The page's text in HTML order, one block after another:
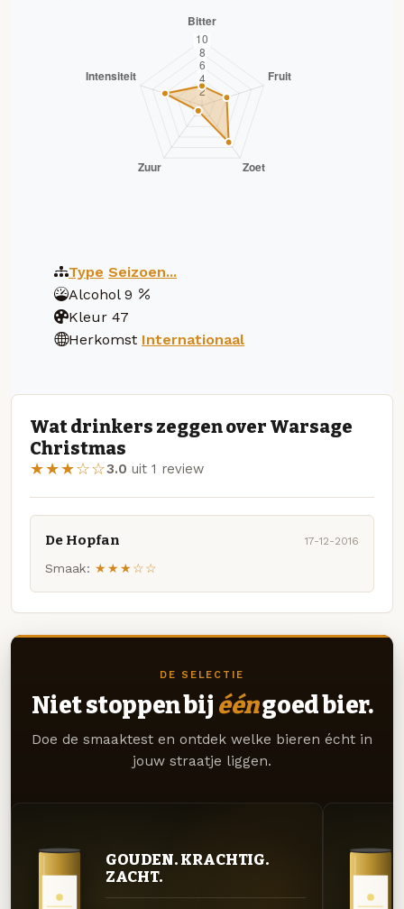
Type Seizoen...
Alcohol 9
Kleur 47
Herkomst Internationaal
Wat drinkers zeggen over Warsage
Christmas
★★★☆☆3.0 uit 1 review
De Hopfan 17-12-2016
Smaak: ★★★☆☆
DE SELECTIE
Niet stoppen bij ééngoed bier.
Doe de smaaktest en ontdek welke bieren écht in
jouw straatje liggen.
GOUDEN. KRACHTIG.
ZACHT.